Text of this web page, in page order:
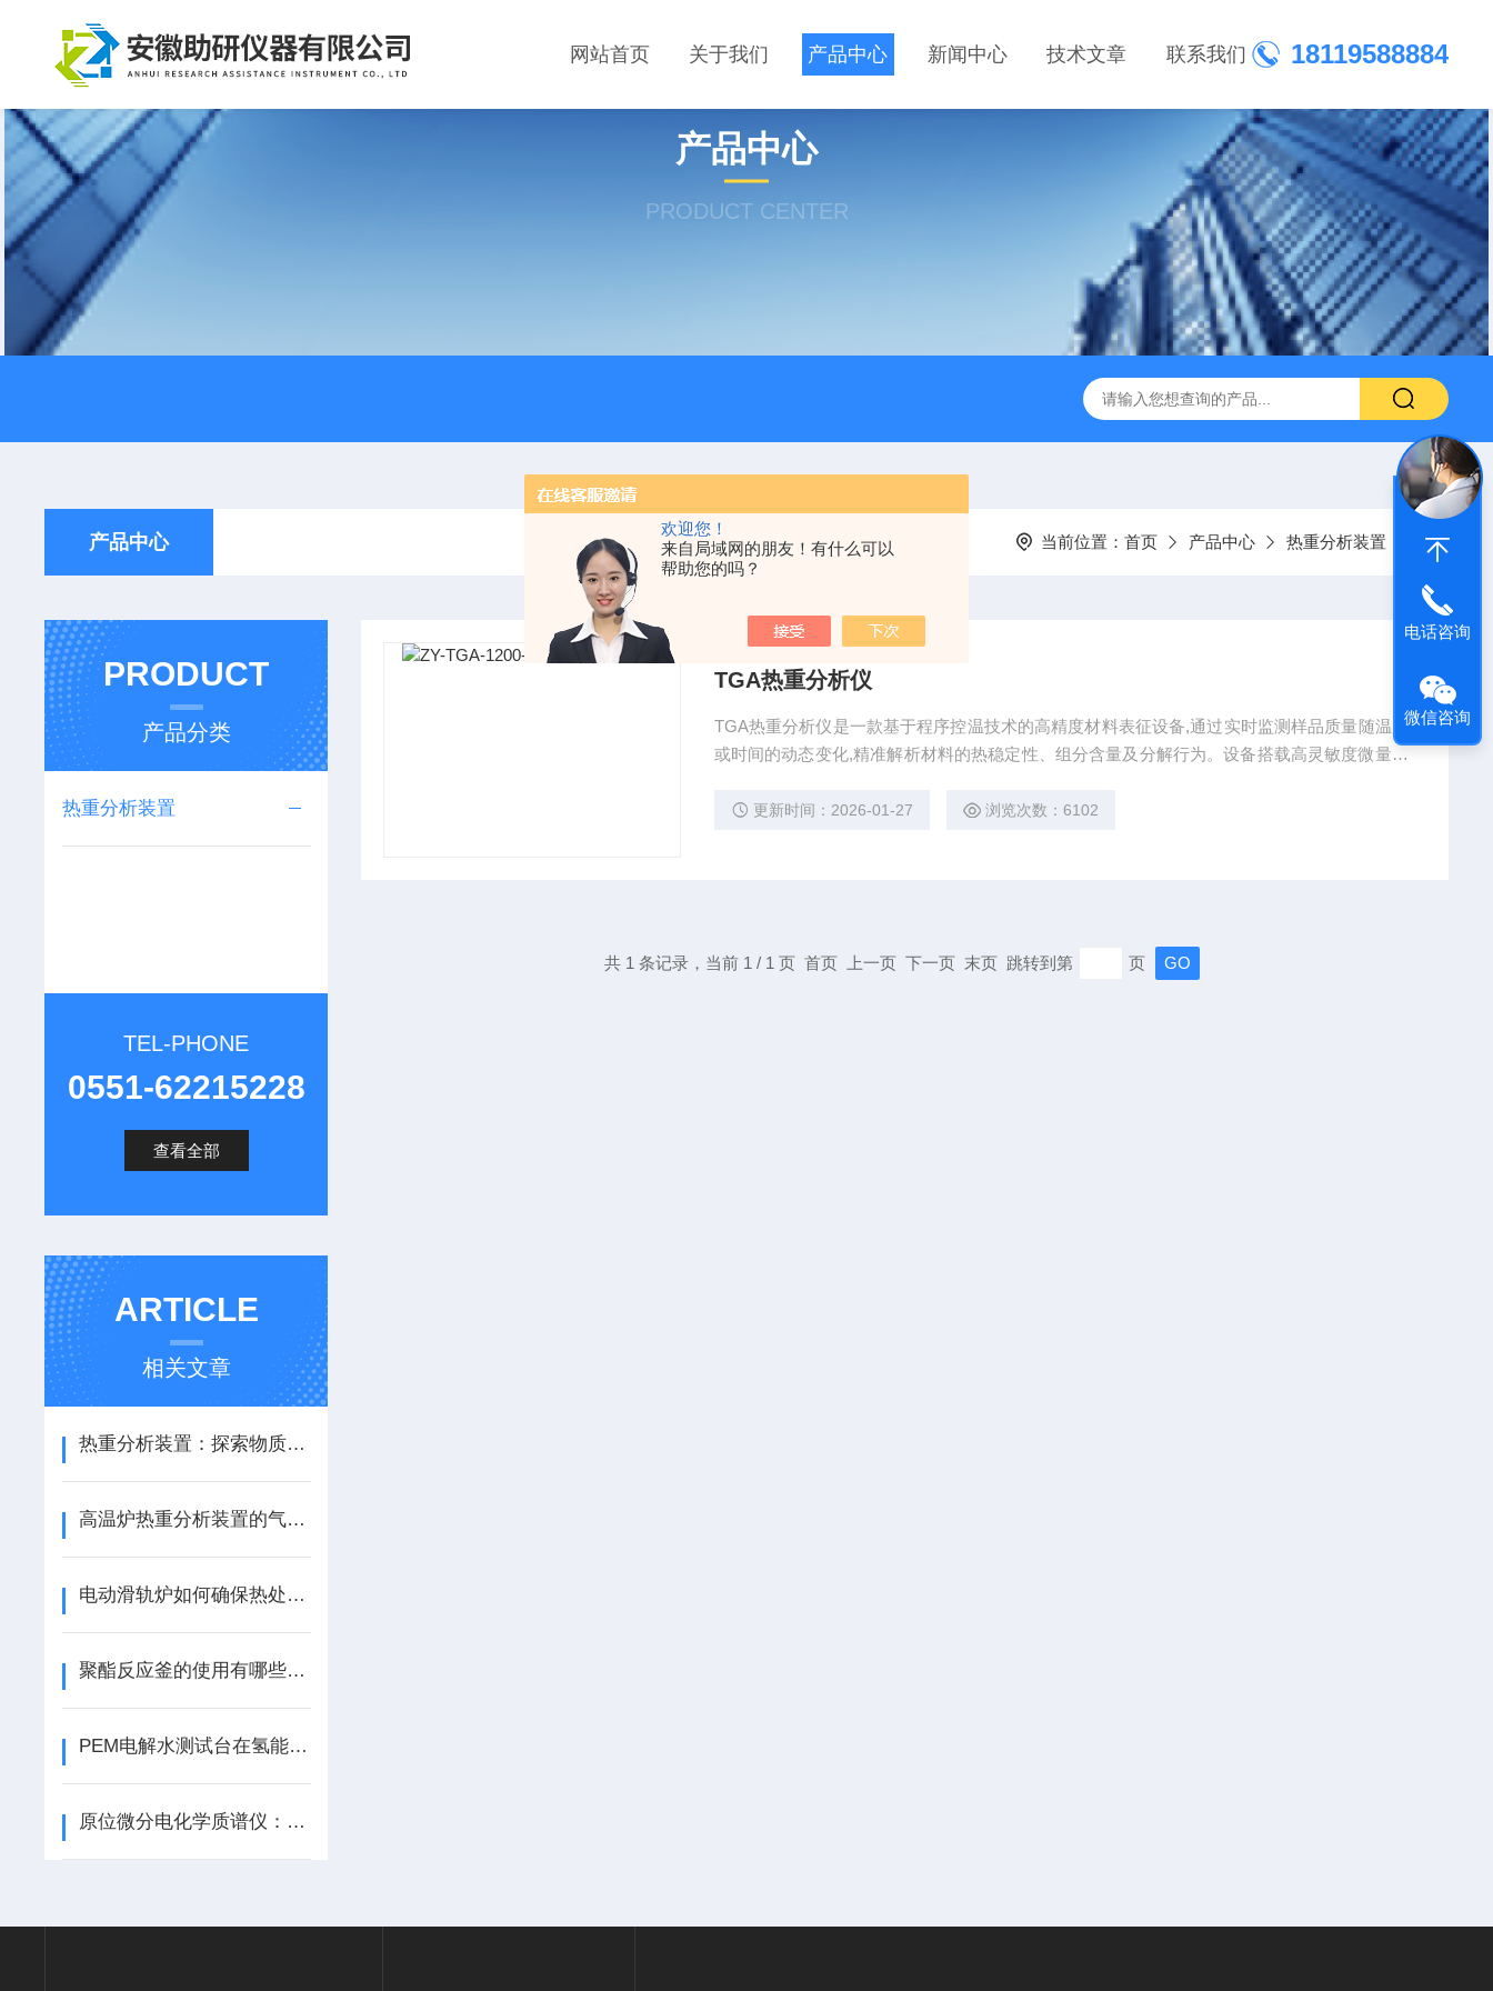
欢迎您！
来自局域网的朋友！有什么可以
帮助您的吗？
18119588884
网站首页 关于我们 产品中心 新闻中心 技术文章 联系我们
产品中心
PRODUCT CENTER
产品中心 当前位置： 首页 产品中心 热重分析装置
PRODUCT
产品分类
热重分析装置
TEL-PHONE
0551-62215228
查看全部
ARTICLE
相关文章
热重分析装置：探索物质质量变化的工具
高温炉热重分析装置的气路控制讲解
电动滑轨炉如何确保热处理质量
聚酯反应釜的使用有哪些细节
PEM电解水测试台在氢能产业的商业化进程中扮演着重要角色
原位微分电化学质谱仪：电池研究中的关键分析工具
TGA热重分析仪
TGA热重分析仪是一款基于程序控温技术的高精度材料表征设备,通过实时监测样品质量随温度
或时间的动态变化,精准解析材料的热稳定性、组分含量及分解行为。设备搭载高灵敏度微量天
挥发分、灰分等多参数同步检测,适配有机、无机、合成材料及复合材料等多领域分析需求。
更新时间：2026-01-27 浏览次数：6102
共 1 条记录，当前 1 / 1 页 首页 上一页 下一页 末页 跳转到第 页
电话咨询
微信咨询